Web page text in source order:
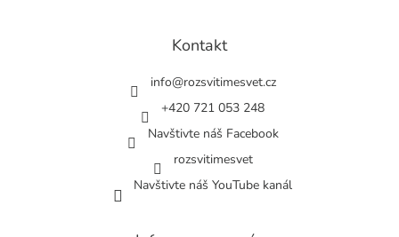
Kontakt
info@rozsvitimesvet.cz
+420 721 053 248
Navštivte náš Facebook
rozsvitimesvet
Navštivte náš YouTube kanál